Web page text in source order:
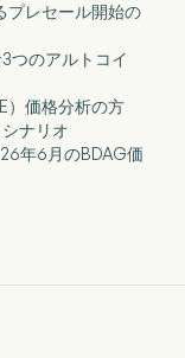
プレセール開始の
つのアルトコイ
）価格分析の方
ナリオ
年6月のBDAG価